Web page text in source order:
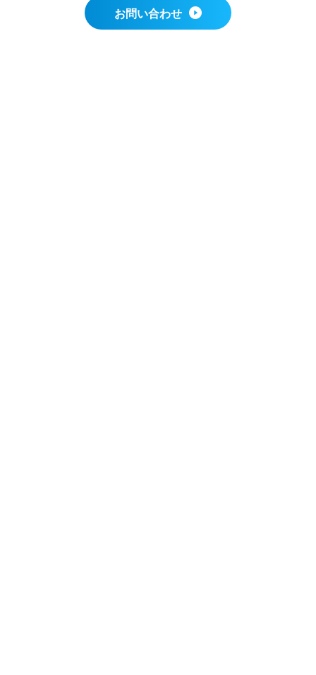
お問い合わせ